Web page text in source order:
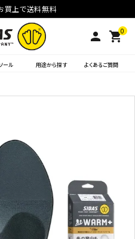
買上で送料無料
person 0
shopping_cart
ール 用途から探す よくあるご質問